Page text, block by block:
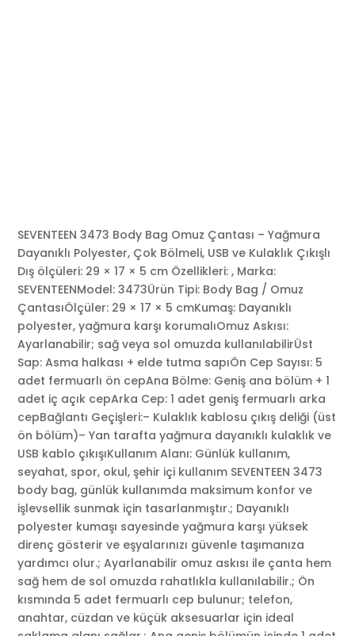
SEVENTEEN 3473 Body Bag Omuz Çantası – Yağmura
Dayanıklı Polyester, Çok Bölmeli, USB ve Kulaklık Çıkışlı
Dış ölçüleri: 29 × 17 × 5 cm Özellikleri: , Marka:
SEVENTEENModel: 3473Ürün Tipi: Body Bag / Omuz
ÇantasıÖlçüler: 29 × 17 × 5 cmKumaş: Dayanıklı
polyester, yağmura karşı korumalıOmuz Askısı:
Ayarlanabilir; sağ veya sol omuzda kullanılabilirÜst
Sap: Asma halkası + elde tutma sapıÖn Cep Sayısı: 5
adet fermuarlı ön cepAna Bölme: Geniş ana bölüm + 1
adet iç açık cepArka Cep: 1 adet geniş fermuarlı arka
cepBağlantı Geçişleri:– Kulaklık kablosu çıkış deliği (üst
ön bölüm)– Yan tarafta yağmura dayanıklı kulaklık ve
USB kablo çıkışıKullanım Alanı: Günlük kullanım,
seyahat, spor, okul, şehir içi kullanım SEVENTEEN 3473
body bag, günlük kullanımda maksimum konfor ve
işlevsellik sunmak için tasarlanmıştır.; Dayanıklı
polyester kumaşı sayesinde yağmura karşı yüksek
direnç gösterir ve eşyalarınızı güvenle taşımanıza
yardımcı olur.; Ayarlanabilir omuz askısı ile çanta hem
sağ hem de sol omuzda rahatlıkla kullanılabilir.; Ön
kısmında 5 adet fermuarlı cep bulunur; telefon,
anahtar, cüzdan ve küçük aksesuarlar için ideal